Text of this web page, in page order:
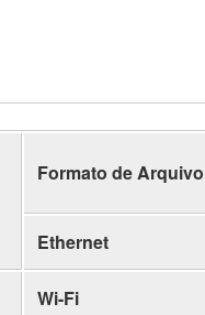
Formato de Arquivo
Ethernet
Wi-Fi